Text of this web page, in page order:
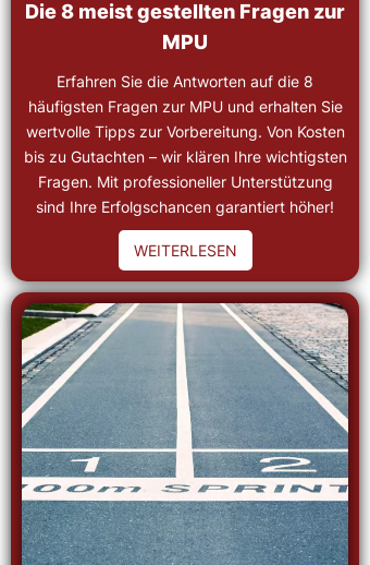
Die 8 meist gestellten Fragen zur
MPU
Erfahren Sie die Antworten auf die 8
häufigsten Fragen zur MPU und erhalten Sie
wertvolle Tipps zur Vorbereitung. Von Kosten
bis zu Gutachten – wir klären Ihre wichtigsten
Fragen. Mit professioneller Unterstützung
sind Ihre Erfolgschancen garantiert höher!
WEITERLESEN